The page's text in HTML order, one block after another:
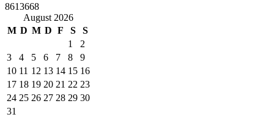
8613668
August 2026
M D M D F S S
1
2
3
4 5 6 7 8
9
10 11 12 13 14 15 16
17 18 19 20 21 22 23
24 25 26 27 28 29 30
31